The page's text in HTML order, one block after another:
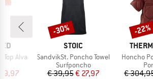
Alva
prijs
MERK
STOIC
Artikel
SandvikSt. Poncho Towel
Productgroep
Surfponcho
Prijs
€ 39,95Verlaagde prijs
€ 27,97
Korting
-30%
MERK
Artikel
Honcho
€
-22%